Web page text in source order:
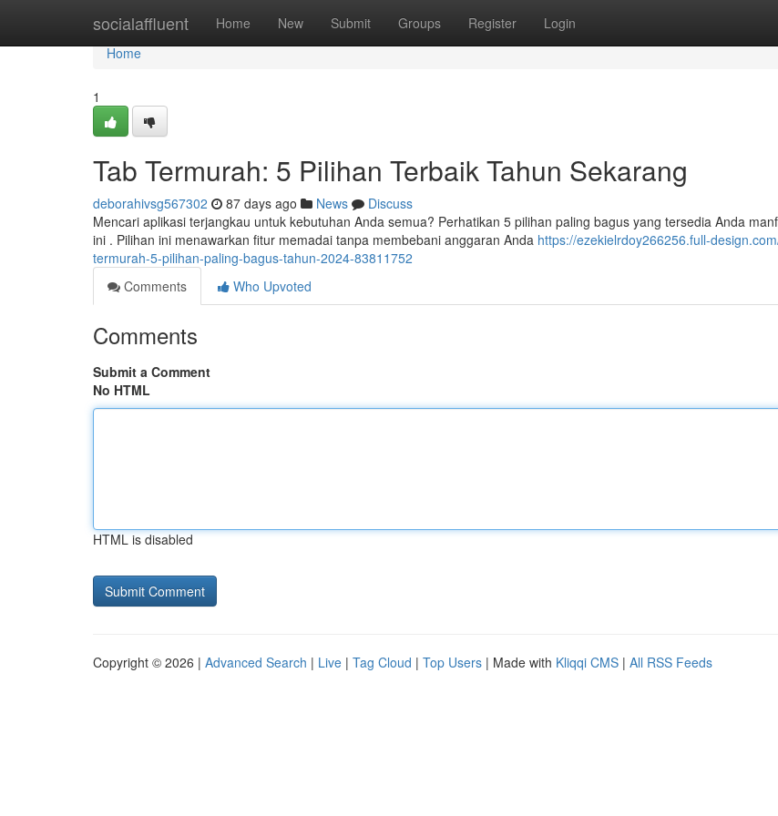
socialaffluent Home New Submit Groups Register Login
Home
Home
1
Tab Termurah: 5 Pilihan Terbaik Tahun Sekarang
deborahivsg567302 87 days ago News
Discuss
Mencari aplikasi terjangkau untuk kebutuhan Anda semua? Perhatikan 5 pilihan paling bagus yang tersedia Anda
ini . Pilihan ini menawarkan fitur memadai tanpa membebani anggaran Anda https://ezekielrdoy266256.full-
termurah-5-pilihan-paling-bagus-tahun-2024-83811752
Comments
Who Upvoted
Comments
Submit a Comment
No HTML
HTML is disabled
Copyright © 2026 | Advanced Search | Live | Tag Cloud | Top Users | Made with Kliqqi CMS | All RSS Feeds